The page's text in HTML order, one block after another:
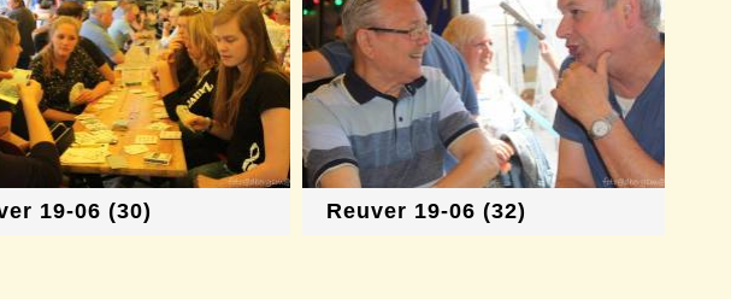
19-06 (30) Reuver 19-06 (32)